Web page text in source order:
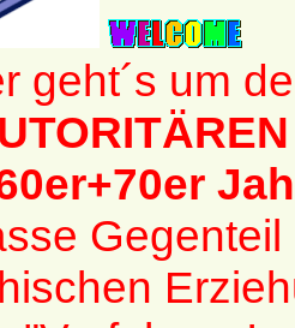
geht´s um
Gegenteil